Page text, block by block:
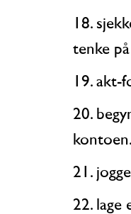
18. sjekke synet mitt i staden for å berre
tenke
19.
20. begynne å sette inn pengar på bsu-
kontoen.
21.
22.